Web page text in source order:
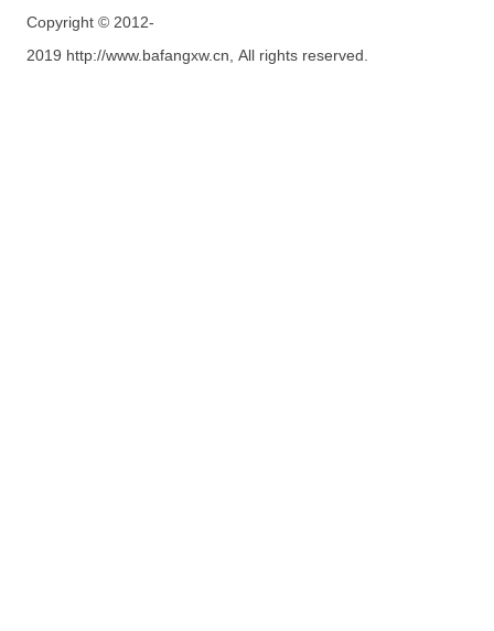
Copyright © 2012-
2019 http://www.bafangxw.cn, All rights reserved.